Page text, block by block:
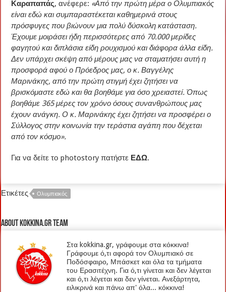
Καραπαπάς, ανέφερε: «Από την πρώτη μέρα ο Ολυμπιακός
είναι εδώ και συμπαραστέκεται καθημερινά στους
πρόσφυγες που βιώνουν μια πολύ δύσκολη κατάσταση.
Έχουμε μοιράσει ήδη περισσότερες από 70.000 μερίδες
φαγητού και διπλάσια είδη ρουχισμού και διάφορα άλλα είδη.
Δεν υπάρχει σκέψη από μέρους μας να σταματήσει αυτή η
προσφορά αφού ο Πρόεδρος μας, ο κ. Βαγγέλης
Μαρινάκης, από την πρώτη στιγμή έχει ζητήσει να
βρισκόμαστε εδώ και θα βοηθάμε για όσο χρειαστεί. Όπως
βοηθάμε 365 μέρες τον χρόνο όσους συνανθρώπους μας
έχουν ανάγκη. Ο κ. Μαρινάκης έχει ζητήσει να προσφέρει ο
Σύλλογος στην κοινωνία την τεράστια αγάπη που δέχεται
από τον κόσμο».
Για να δείτε το photostory πατήστε ΕΔΩ.
Ετικέτες Ολυμπιακός
About kokkina.gr TEAM
Στα kokkina.gr, γράφουμε στα κόκκινα!
Γράφουμε ό,τι αφορά τον Ολυμπιακό σε
Ποδόσφαιρο, Μπάσκετ και όλα τα τμήματα
του Ερασιτέχνη. Για ό,τι γίνεται και δεν λέγεται
και ό,τι λέγεται και δεν γίνεται. Ανεξάρτητα,
ειλικρινά και πάνω απ' όλα... κόκκινα!